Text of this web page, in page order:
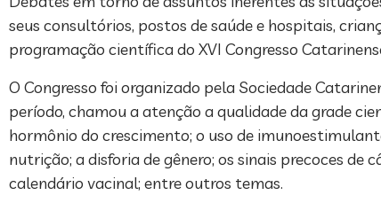
seus consultórios, postos de saúde e hospitais,
programação científica do XVI Congresso
O Congresso foi organizado pela Sociedade
período, chamou a atenção a qualidade da grade
hormônio do crescimento; o uso de
nutrição; a disforia de gênero; os sinais precoces de
calendário vacinal; entre outros temas.